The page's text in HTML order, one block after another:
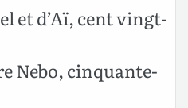
et d’Aï, cent vingt-
Nebo, cinquante-